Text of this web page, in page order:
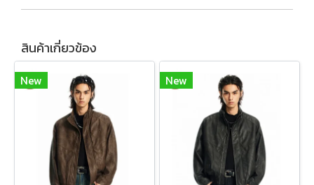
สินค้าเกี่ยวข้อง
New New